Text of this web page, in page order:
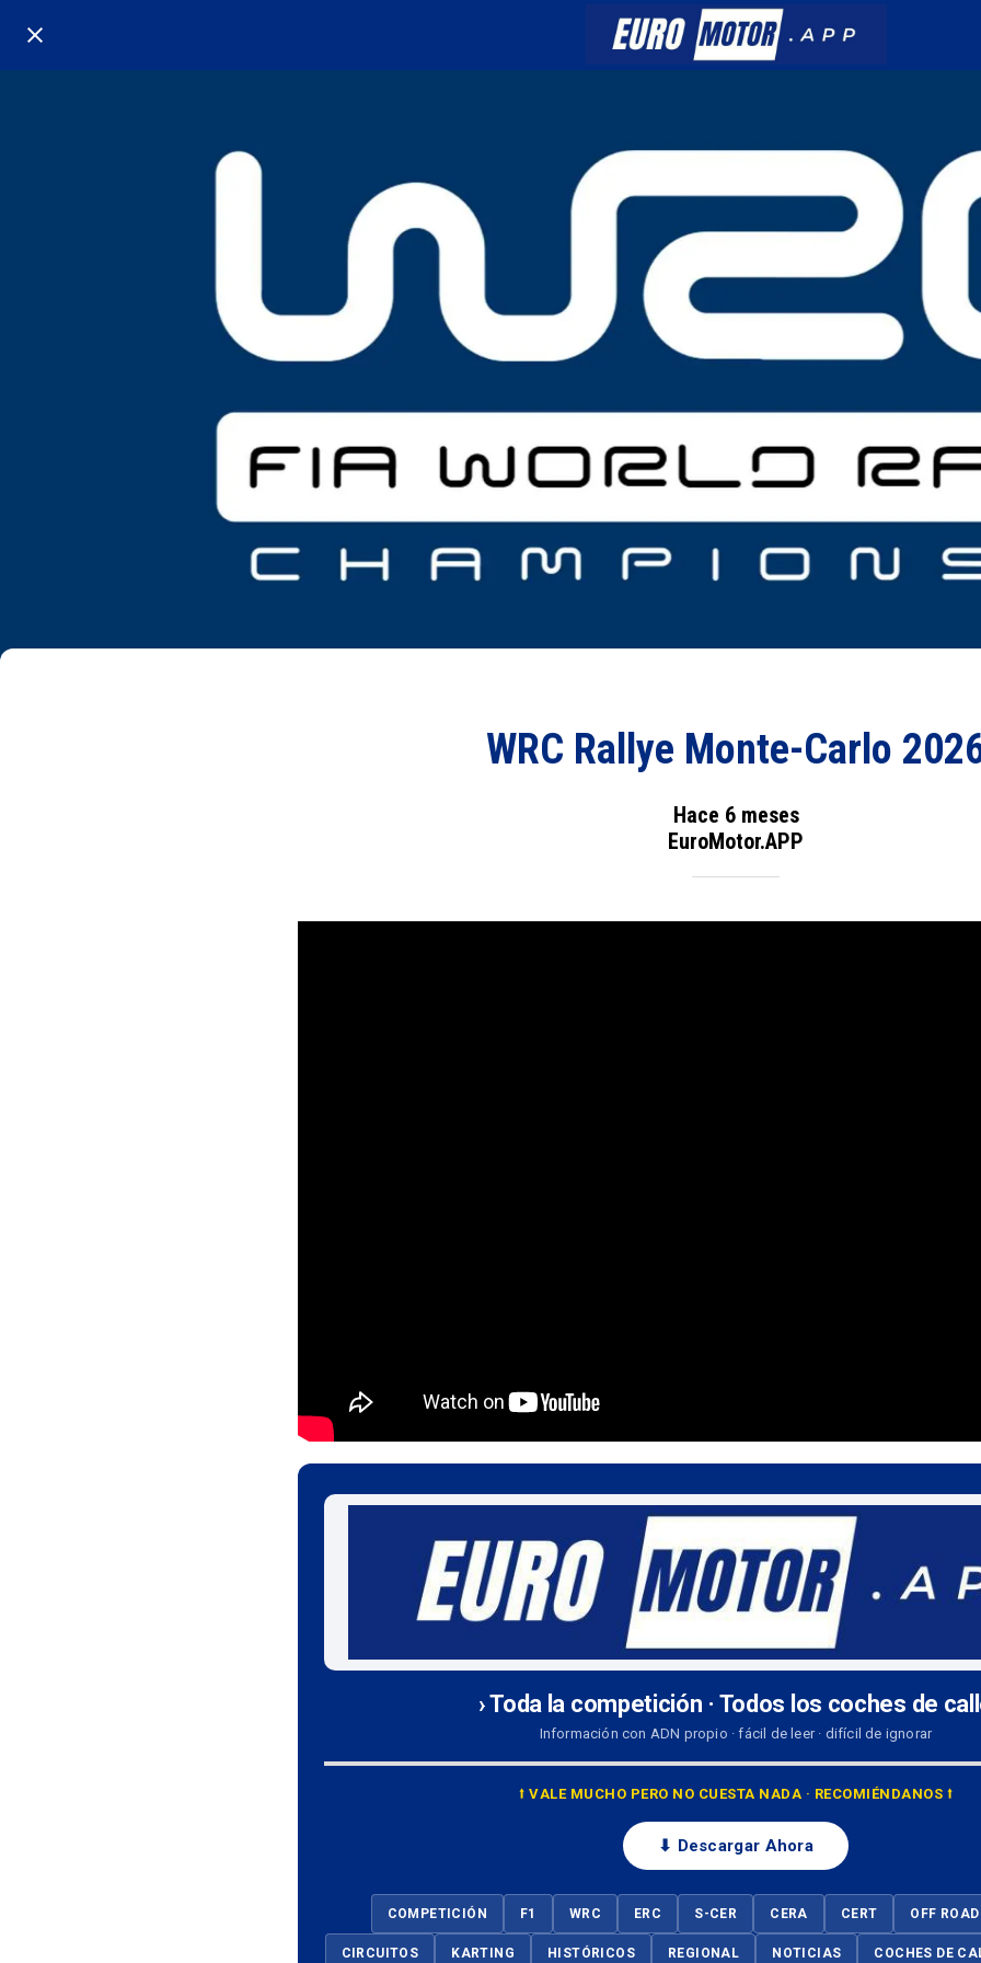
WRC Rallye Monte-Carlo
Hace 6 meses
EuroMotor.APP
› Toda la competición · Todos los coches de
Información con ADN propio · fácil de leer · difícil de ignorar
⭡ VALE MUCHO PERO NO CUESTA NADA · RECOMIÉNDANOS ⭡
⬇ Descargar Ahora
COMPETICIÓN F1 WRC ERC S-CER CERA CERT OFF ROAD
CIRCUITOS KARTING HISTÓRICOS REGIONAL NOTICIAS COCHES DE